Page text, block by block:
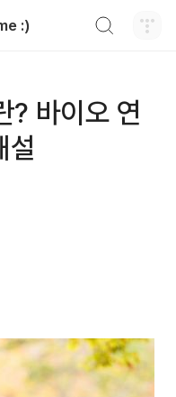
:)
? 바이오 연
설